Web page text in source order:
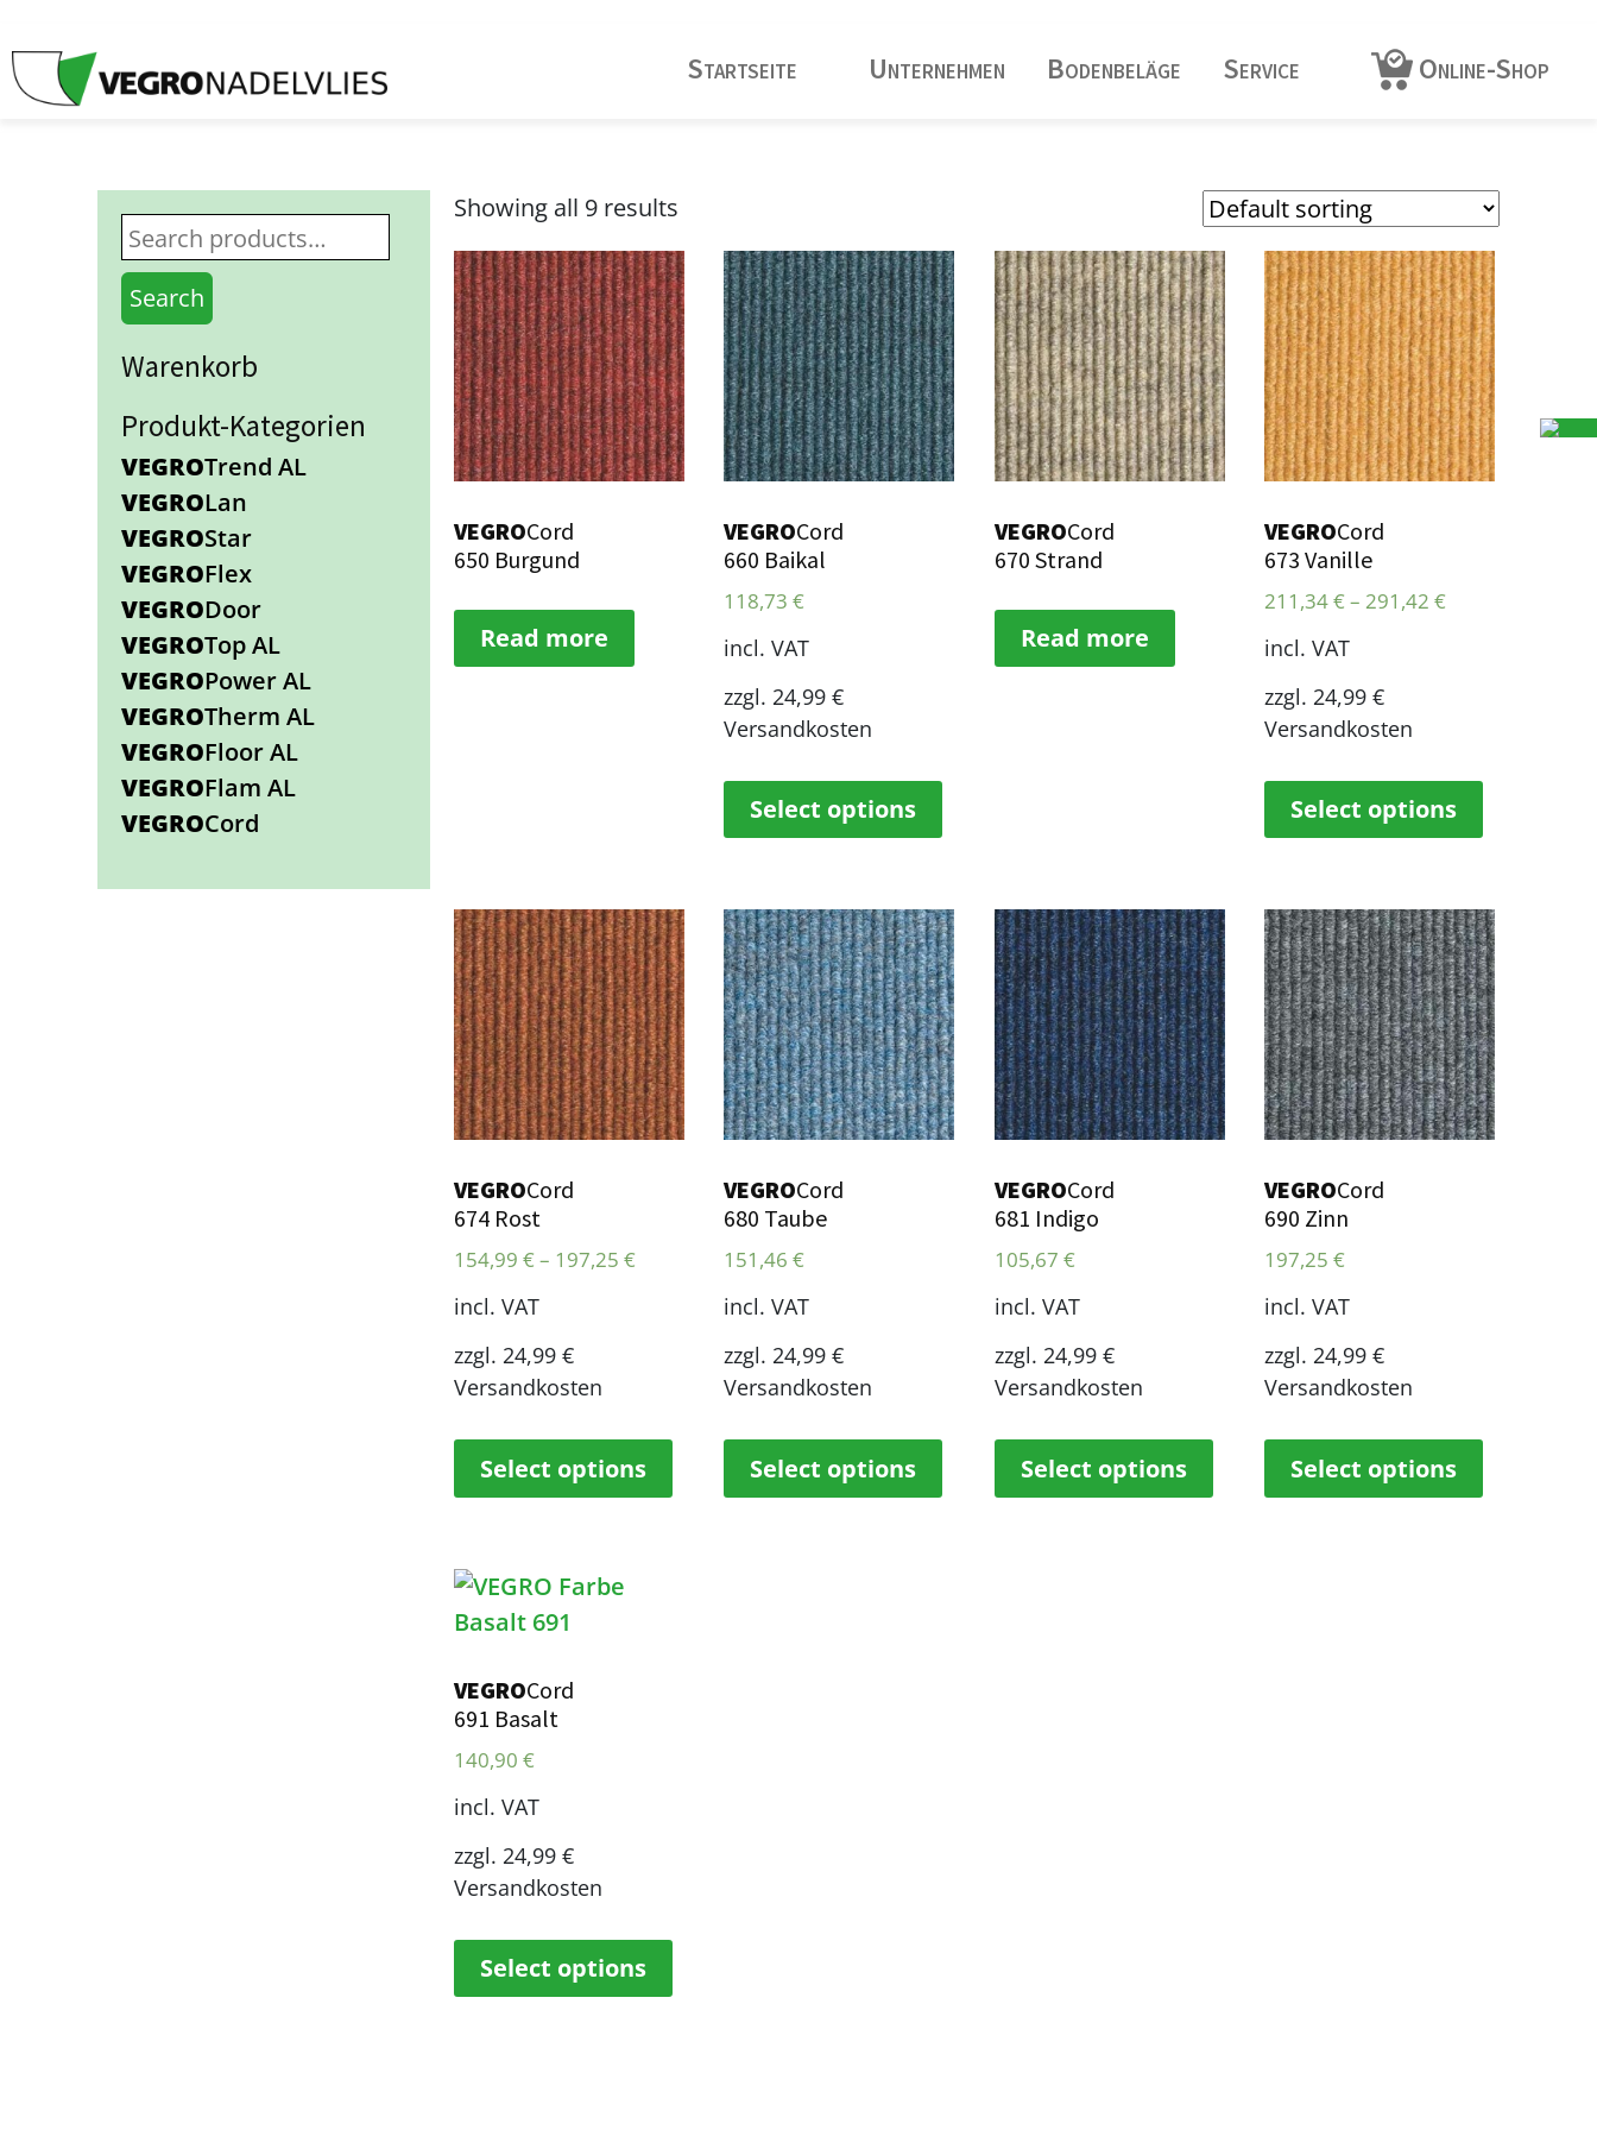
Startseite Unternehmen Bodenbeläge Service Online-Shop
Search
Warenkorb
Produkt-Kategorien
VEGROTrend AL
VEGROLan
VEGROStar
VEGROFlex
VEGRODoor
VEGROTop AL
VEGROPower AL
VEGROTherm AL
VEGROFloor AL
VEGROFlam AL
VEGROCord
Showing all 9 results
VEGROCord
650 Burgund
Read more
VEGROCord
660 Baikal
118,73€
incl. VAT
zzgl. 24,99 €
Versandkosten
Select options
VEGROCord
670 Strand
Read more
VEGROCord
673 Vanille
211,34€ –291,42€
incl. VAT
zzgl. 24,99 €
Versandkosten
Select options
VEGROCord
674 Rost
154,99 € – 197,25 €
incl. VAT
zzgl. 24,99 €
Versandkosten
Select options
VEGROCord
680 Taube
151,46€
incl. VAT
zzgl. 24,99 €
Versandkosten
Select options
VEGROCord
681 Indigo
105,67 €
incl. VAT
zzgl. 24,99 €
Versandkosten
Select options
VEGROCord
690 Zinn
197,25€
incl. VAT
zzgl. 24,99 €
Versandkosten
Select options
VEGROCord
691 Basalt
140,90 €
incl. VAT
zzgl. 24,99 €
Versandkosten
Select options